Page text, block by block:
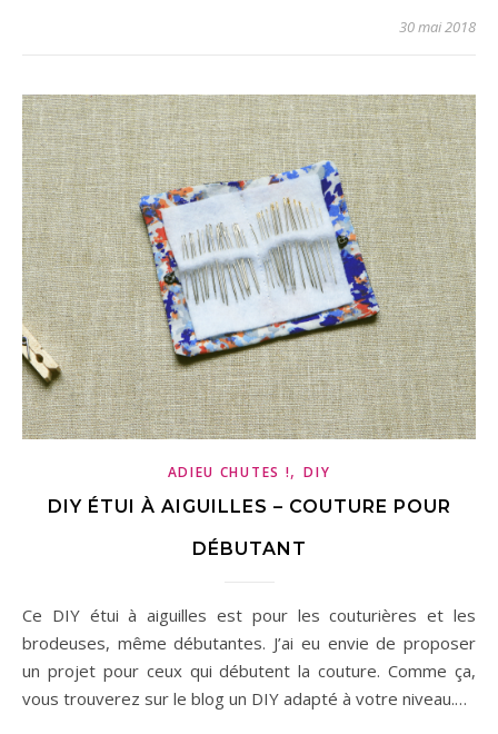
30 mai 2018
ADIEU CHUTES !,DIY
DIY ÉTUI À AIGUILLES – COUTURE POUR
DÉBUTANT
Ce DIY étui à aiguilles est pour les couturières et les
brodeuses, même débutantes. J’ai eu envie de proposer
un projet pour ceux qui débutent la couture. Comme ça,
vous trouverez sur le blog un DIY adapté à votre niveau.…